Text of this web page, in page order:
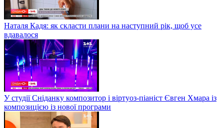
Наталя Кадя: як скласти плани на наступний рік, щоб усе
вдавалося
У студії Сніданку композитор і віртуоз-піаніст Євген Хмара із
композицією із нової програми